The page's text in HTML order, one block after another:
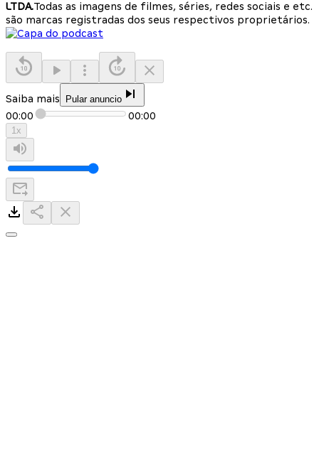
LTDA.Todas as imagens de filmes, séries, redes sociais e etc.
são marcas registradas dos seus respectivos proprietários.
Saiba mais Pular anuncio
00:00 00:00
1x